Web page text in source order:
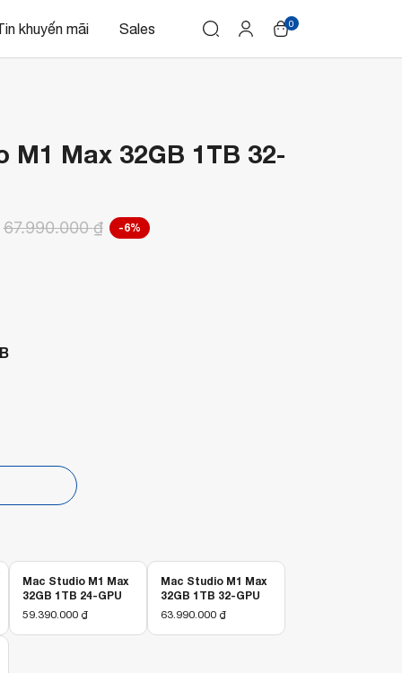
khuyến mãi Sales 0
M1 Max 32GB 1TB 32-
67.990.000₫ -6%
Mac Studio M1 Max
32GB 1TB 24-GPU
59.390.000 ₫
Mac Studio M1 Max
32GB 1TB 32-GPU
63.990.000 ₫